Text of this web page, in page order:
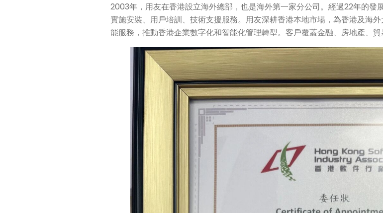
2003年，用友在香港設立海外總部，也是海外第一家分公司。經過22年的發
實施安裝、用戶培訓、技術支援服務。用友深耕香港本地市場，為香港及海
能服務，推動香港企業數字化和智能化管理轉型。客戶覆蓋金融、房地產、貿